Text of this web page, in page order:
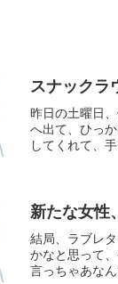
スナックラ
昨日の土曜日
へ出て、ひっ
してくれて、
新たな女
結局、ラブレ
かなと思って
言っちゃあな